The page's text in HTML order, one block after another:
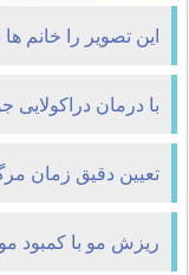
این تصویر را خانم ها
با درمان دراکولایی
تعيين دقيق زمان
ريزش مو با کمبود